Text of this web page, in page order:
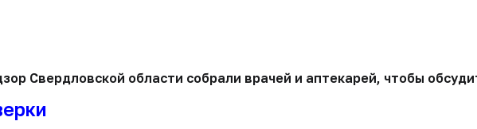
Свердловской области собрали врачей и аптекарей, чтобы